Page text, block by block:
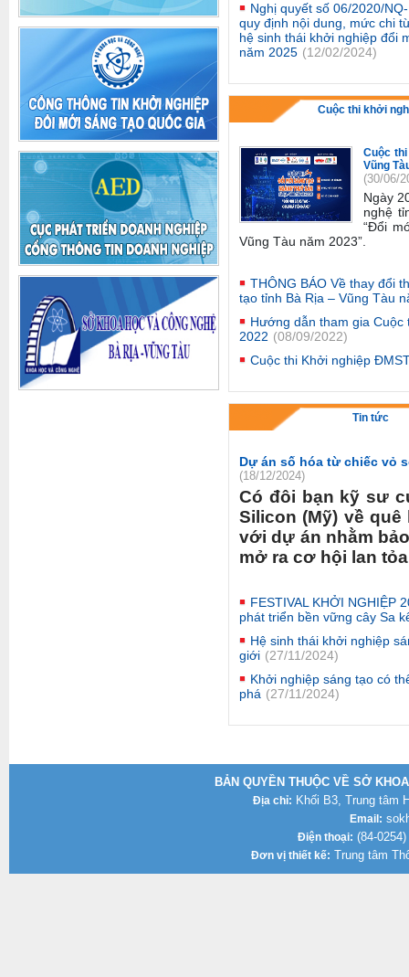
Nghị quyết số 06/2020/
quy định nội dung, mức chi
hệ sinh thái khởi nghiệp đổi
năm 2025 (12/02/2024)
Cuộc thi khởi
Cuộc
Vũng
(30/06/
Ngày
nghệ
“Đổi
Vũng Tàu năm 2023”
THÔNG BÁO Về thay đổi
tạo tỉnh Bà Rịa – Vũng Tàu
Hướng dẫn tham gia
2022 (08/09/2022)
Cuộc thi Khởi nghiệp
Tin tức
Dự án số hóa từ chiếc vỏ
(18/12/2024)
Có đôi bạn kỹ sư
Silicon (Mỹ) về
với dự án nhằm
mở ra cơ hội lan
FESTIVAL KHỞI NGHIỆP
phát triển bền vững cây Sa
Hệ sinh thái khởi nghiệp
giới (27/11/2024)
Khởi nghiệp sáng tạo có
phá (27/11/2024)
BẢN QUYỀN THUỘC VỀ SỞ
Địa chỉ: Khối B3, Trung tâm
Email:
Điện thoại: (84-
Đơn vị thiết kế: Trung tâm